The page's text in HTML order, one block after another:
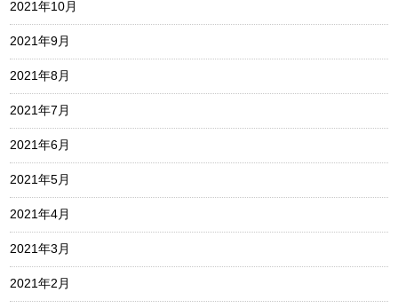
2021年10月
2021年9月
2021年8月
2021年7月
2021年6月
2021年5月
2021年4月
2021年3月
2021年2月